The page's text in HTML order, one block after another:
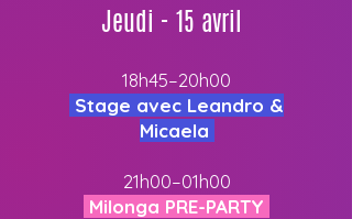
Jeudi - 15 avril
18h45–20h00
Stage avec Leandro &
Micaela
21h00–01h00
Milonga PRE-PARTY